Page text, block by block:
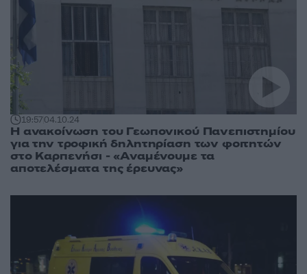
19:5704.10.24
Η ανακοίνωση του Γεωπονικού Πανεπιστημίου
για την τροφική δηλητηρίαση των φοιτητών
στο Καρπενήσι - «Αναμένουμε τα
αποτελέσματα της έρευνας»